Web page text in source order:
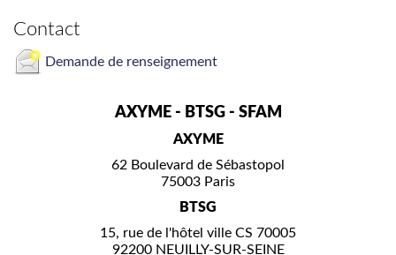
Contact
Demande de renseignement
AXYME - BTSG - SFAM
AXYME
62 Boulevard de Sébastopol
75003 Paris
BTSG
15, rue de l'hôtel ville CS 70005
92200 NEUILLY-SUR-SEINE